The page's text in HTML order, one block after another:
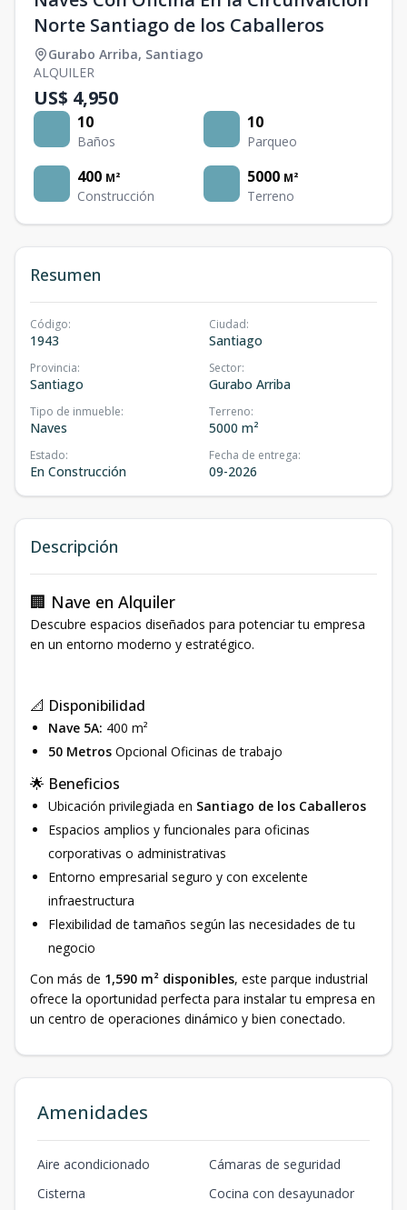
Norte Santiago de los Caballeros
Gurabo Arriba, Santiago
ALQUILER
US$ 4,950
10
Baños
10
Parqueo
400 M²
Construcción
5000 M²
Terreno
Resumen
Código:
1943
Ciudad:
Santiago
Provincia:
Santiago
Sector:
Gurabo Arriba
Tipo de inmueble:
Naves
Terreno:
5000 m²
Estado:
En Construcción
Fecha de entrega:
09-2026
Descripción
🏢 Nave en Alquiler
Descubre espacios diseñados para potenciar tu empresa
en un entorno moderno y estratégico.
📐 Disponibilidad
Nave 5A: 400 m²
50 Metros Opcional Oficinas de trabajo
🌟 Beneficios
Ubicación privilegiada en Santiago de los Caballeros
Espacios amplios y funcionales para oficinas
corporativas o administrativas
Entorno empresarial seguro y con excelente
infraestructura
Flexibilidad de tamaños según las necesidades de tu
negocio
Con más de 1,590 m² disponibles, este parque industrial
ofrece la oportunidad perfecta para instalar tu empresa en
un centro de operaciones dinámico y bien conectado.
Amenidades
Aire acondicionado
Cámaras de seguridad
Cisterna
Cocina con desayunador